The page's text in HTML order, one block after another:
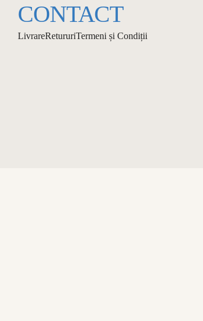
CONTACT
LivrareRetururiTermeni și Condiții